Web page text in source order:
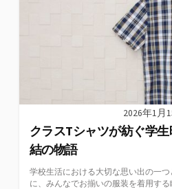
2026年1月
クラスTシャツが紡ぐ学
結の物語
学校生活における大切な思い出の一
に、みんなでお揃いの服装を着用する